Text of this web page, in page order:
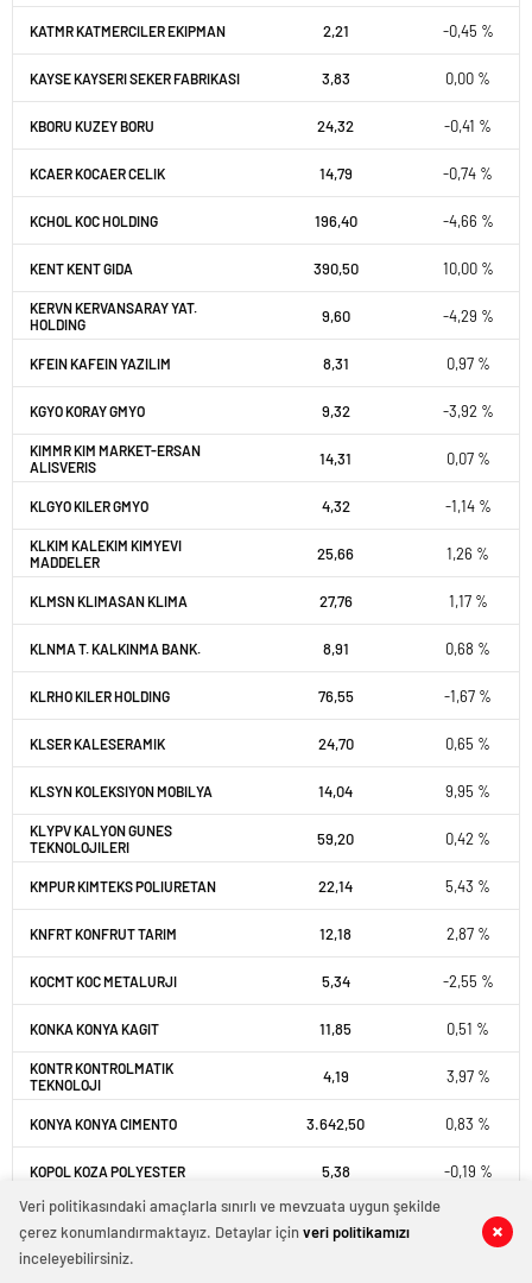
KATMR KATMERCILER EKIPMAN 2,21 -0,45 %
KAYSE KAYSERI SEKER FABRIKASI 3,83 0,00 %
KBORU KUZEY BORU 24,32 -0,41 %
KCAER KOCAER CELIK 14,79 -0,74 %
KCHOL KOC HOLDING 196,40 -4,66 %
KENT KENT GIDA 390,50 10,00 %
KERVN KERVANSARAY YAT.
HOLDING
9,60 -4,29 %
KFEIN KAFEIN YAZILIM 8,31 0,97 %
KGYO KORAY GMYO 9,32 -3,92 %
KIMMR KIM MARKET-ERSAN
ALISVERIS
14,31 0,07 %
KLGYO KILER GMYO 4,32 -1,14 %
KLKIM KALEKIM KIMYEVI
MADDELER
25,66 1,26 %
KLMSN KLIMASAN KLIMA 27,76 1,17 %
KLNMA T. KALKINMA BANK. 8,91 0,68 %
KLRHO KILER HOLDING 76,55 -1,67 %
KLSER KALESERAMIK 24,70 0,65 %
KLSYN KOLEKSIYON MOBILYA 14,04 9,95 %
KLYPV KALYON GUNES
TEKNOLOJILERI
59,20 0,42 %
KMPUR KIMTEKS POLIURETAN 22,14 5,43 %
KNFRT KONFRUT TARIM 12,18 2,87 %
KOCMT KOC METALURJI 5,34 -2,55 %
KONKA KONYA KAGIT 11,85 0,51 %
KONTR KONTROLMATIK
TEKNOLOJI
4,19 3,97 %
KONYA KONYA CIMENTO 3.642,50 0,83 %
KOPOL KOZA POLYESTER 5,38 -0,19 %
KORDS KORDSA TEKNIK TEKSTIL 69,85 -2,78 %
KOTON KOTON MAGAZACILIK
Veri politikasındaki amaçlarla sınırlı ve mevzuata uygun şekilde
çerez konumlandırmaktayız. Detaylar içinveri politikamızı
inceleyebilirsiniz.